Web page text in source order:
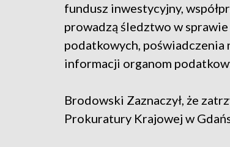
fundusz inwestycyjny,
prowadzą śledztwo w
podatkowych,
informacji organom
Brodowski Zaznaczył, że
Prokuratury Krajowej w